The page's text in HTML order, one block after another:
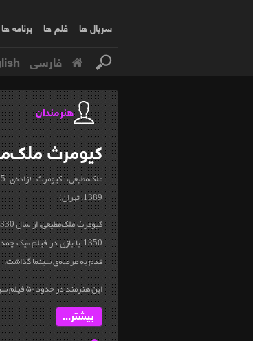
سریال ها فلم ها برنامه ها
فارسی
هنرمندان
کیومرث
1389، تهران)
1350 با بازی در فیلم
قدم به عرصه‌ی سینما گذاشت.
این هنرمند در حدود ۵۰ فیلم سینمایی نقش‌آفرینی کرد و حضور...
بیشتر...